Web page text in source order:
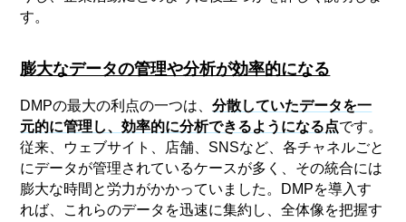
す。
膨大なデータの管理や分析が効率的になる
DMPの最大の利点の一つは、分散していたデータを一
元的に管理し、効率的に分析できるようになる点です。
従来、ウェブサイト、店舗、SNSなど、各チャネルごと
にデータが管理されているケースが多く、その統合には
膨大な時間と労力がかかっていました。DMPを導入す
れば、これらのデータを迅速に集約し、全体像を把握す